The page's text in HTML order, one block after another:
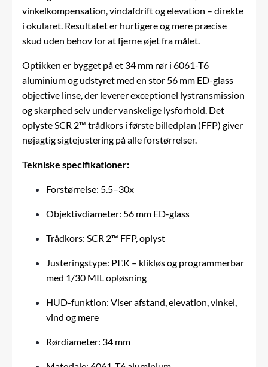
vinkelkompensation, vindafdrift og elevation – direkte
i okularet. Resultatet er hurtigere og mere præcise
skud uden behov for at fjerne øjet fra målet.
Optikken er bygget på et 34 mm rør i 6061-T6
aluminium og udstyret med en stor 56 mm ED-glass
objective linse, der leverer exceptionel lystransmission
og skarphed selv under vanskelige lysforhold. Det
oplyste SCR 2™ trådkors i første billedplan (FFP) giver
nøjagtig sigtejustering på alle forstørrelser.
Tekniske specifikationer:
Forstørrelse: 5.5–30x
Objektivdiameter: 56 mm ED-glass
Trådkors: SCR 2™ FFP, oplyst
Justeringstype: PĒK – klikløs og programmerbar
med 1/30 MIL opløsning
HUD-funktion: Viser afstand, elevation, vinkel,
vind og mere
Rørdiameter: 34 mm